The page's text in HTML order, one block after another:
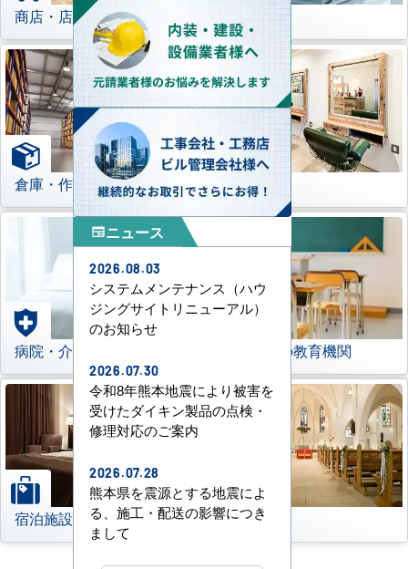
商店・店舗
倉庫・作業場 理美容室
病院・介護施設 学校などの教育機関
宿泊施設 その他
newspaperニュース
2026.08.03
システムメンテナンス（ハウ
ジングサイトリニューアル）
のお知らせ
2026.07.30
令和8年熊本地震により被害を
受けたダイキン製品の点検・
修理対応のご案内
2026.07.28
熊本県を震源とする地震によ
る、施工・配送の影響につき
まして